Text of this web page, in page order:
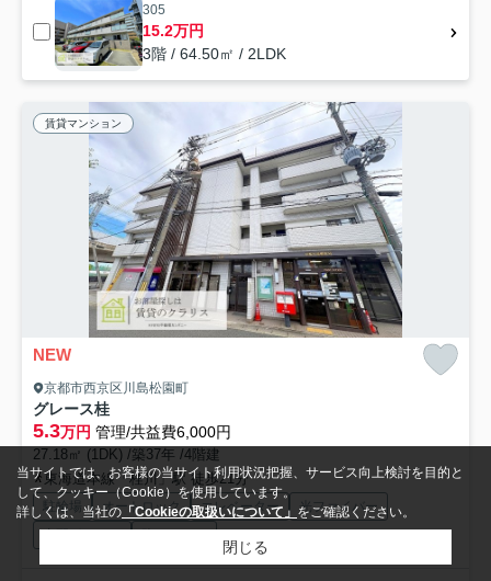
305
15.2万円
3階 / 64.50㎡ / 2LDK
賃貸マンション
NEW
京都市西京区川島松園町
グレース桂
5.3万円 管理/共益費6,000円
27.18㎡ (1DK) /築37年 /4階建
東海道本線「桂川」駅 徒歩21分
駐輪場 オートロック エレベーター
光ファイバー
宅配ボックス
防犯カメラ
当サイトでは、お客様の当サイト利用状況把握、サービス向上検討を目的と
して、クッキー（Cookie）を使用しています。
詳しくは、当社の 「Cookieの取扱いについて」 をご確認ください。
閉じる